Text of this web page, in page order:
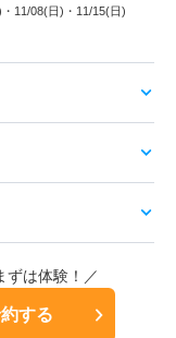
・11/08(日) ・11/15(日)
ずは体験！／
する